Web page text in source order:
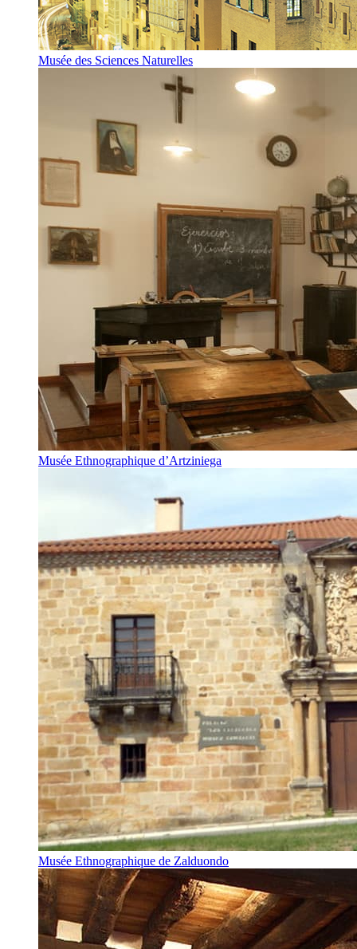
Musée des Sciences Naturelles
Musée Ethnographique d’Artziniega
Musée Ethnographique de Zalduondo